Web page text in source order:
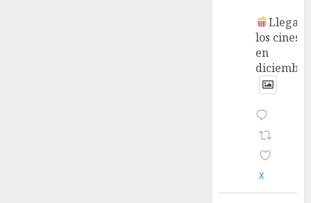
Llega a
los cines
en
X